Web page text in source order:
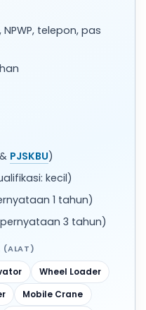
telepon, pas
& PJSKBU)
kecil)
1 tahun)
3 tahun)
(ALAT)
Wheel Loader
Mobile Crane